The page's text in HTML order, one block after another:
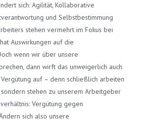
sich: Agilität, Kollaborative
und Selbstbestimmung
stehen vermehrt im Fokus bei
Auswirkungen auf die
wenn wir über unsere
dann wirft das unweigerlich auch
auf – denn schließlich arbeiten
stehen zu unserem Arbeitgeber
Vergütung gegen
sich also unsere